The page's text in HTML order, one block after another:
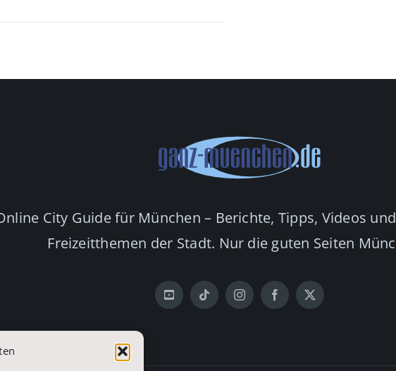
City Guide für München – Berichte, Tipps, Videos
Freizeitthemen der Stadt. Nur die guten Seiten